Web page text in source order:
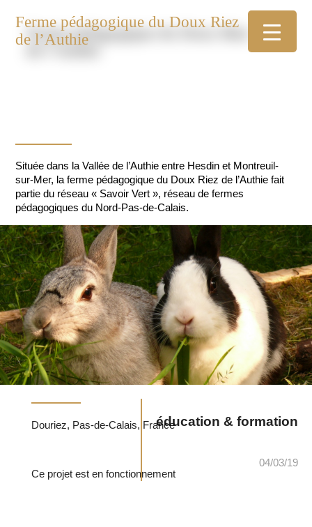
Ferme pédagogique du Doux Riez
de l’Authie
Située dans la Vallée de l’Authie entre Hesdin et Montreuil-
sur-Mer, la ferme pédagogique du Doux Riez de l’Authie fait
partie du réseau « Savoir Vert », réseau de fermes
pédagogiques du Nord-Pas-de-Calais.
04/03/19
éducation & formation
Douriez, Pas-de-Calais, France
Ce projet est en fonctionnement